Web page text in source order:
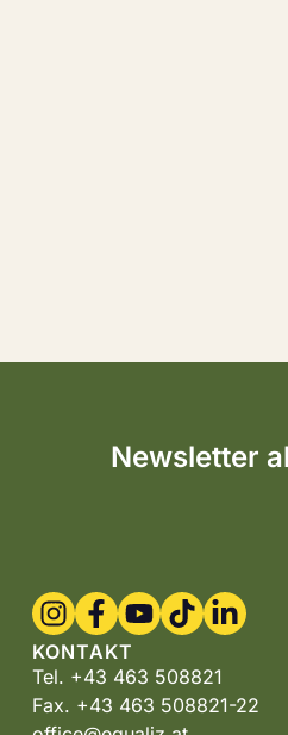
Newsletter
KONTAKT
Tel. +43 463 508821
Fax. +43 463 508821-22